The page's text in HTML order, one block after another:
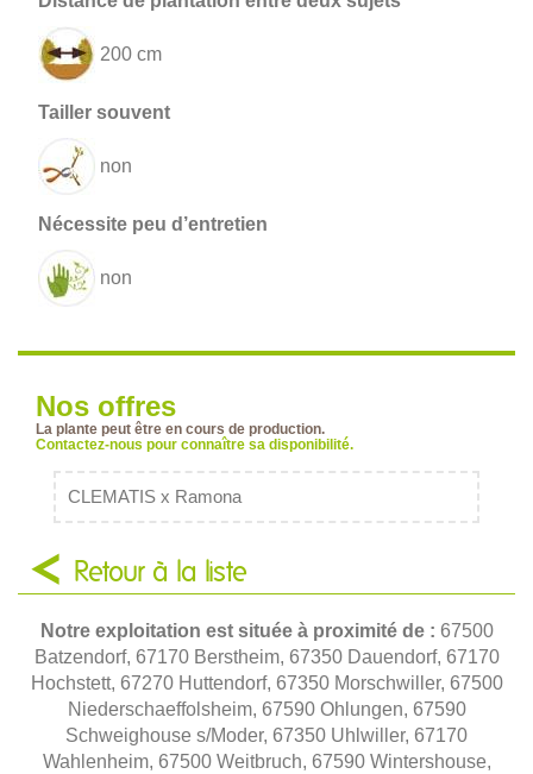
200 cm
non
non
Nos offres
La plante peut être en cours de production.
Contactez-nous pour connaître sa disponibilité.
CLEMATIS x Ramona
Retour à la liste
Notre exploitation est située à proximité de : 67500
Batzendorf, 67170 Berstheim, 67350 Dauendorf, 67170
Hochstett, 67270 Huttendorf, 67350 Morschwiller, 67500
Niederschaeffolsheim, 67590 Ohlungen, 67590
Schweighouse s/Moder, 67350 Uhlwiller, 67170
Wahlenheim, 67500 Weitbruch, 67590 Wintershouse,